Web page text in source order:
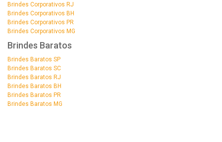
Brindes Corporativos RJ
Brindes Corporativos BH
Brindes Corporativos PR
Brindes Corporativos MG
Brindes Baratos
Brindes Baratos SP
Brindes Baratos SC
Brindes Baratos RJ
Brindes Baratos BH
Brindes Baratos PR
Brindes Baratos MG